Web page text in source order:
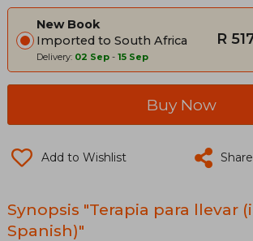
New Book
Imported to South Africa
Delivery: 02 Sep - 15 Sep
R
Buy Now
Add to Wishlist
Synopsis "Terapia para llevar
Spanish)"